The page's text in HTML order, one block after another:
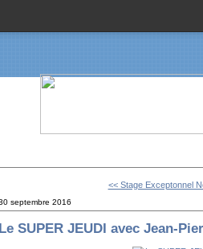
<< Stage Exceptonnel
septembre 2016
Le SUPER JEUDI avec Jean-